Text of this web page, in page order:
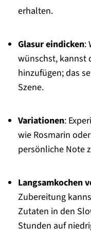
erhalten.
Glasur eindicken:
wünschst, kannst
hinzufügen; das
Szene.
Variationen:
wie Rosmarin
persönliche Note
Langsamkochen
Zubereitung
Zutaten in den
Stunden auf